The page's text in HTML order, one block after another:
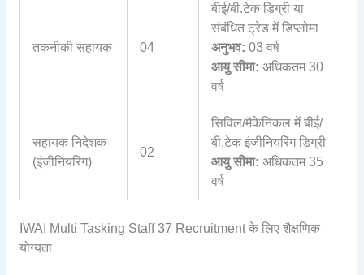
तकनीकी सहायक 04
बीई/बी.टेक डिग्री या
संबंधित ट्रेड में डिप्लोमा
अनुभव: 03 वर्ष
आयु सीमा: अधिकतम 30
वर्ष
सहायक निदेशक
(इंजीनियरिंग)
02
सिविल/मैकेनिकल में बीई/
बी.टेक इंजीनियरिंग डिग्री
आयु सीमा: अधिकतम 35
वर्ष
IWAI Multi Tasking Staff 37 Recruitment के लिए शैक्षणिक
योग्यता